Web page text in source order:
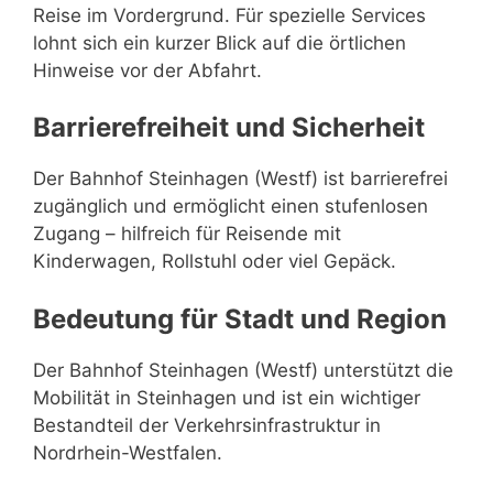
Reise im Vordergrund. Für spezielle Services
lohnt sich ein kurzer Blick auf die örtlichen
Hinweise vor der Abfahrt.
Barrierefreiheit und Sicherheit
Der Bahnhof Steinhagen (Westf) ist barrierefrei
zugänglich und ermöglicht einen stufenlosen
Zugang – hilfreich für Reisende mit
Kinderwagen, Rollstuhl oder viel Gepäck.
Bedeutung für Stadt und Region
Der Bahnhof Steinhagen (Westf) unterstützt die
Mobilität in Steinhagen und ist ein wichtiger
Bestandteil der Verkehrsinfrastruktur in
Nordrhein-Westfalen.